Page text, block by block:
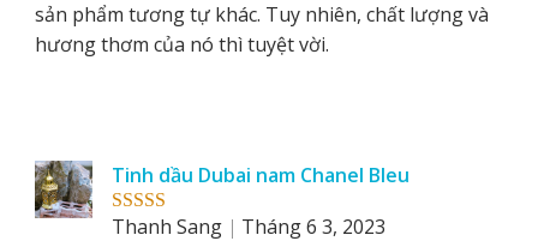
sản phẩm tương tự khác. Tuy nhiên, chất lượng và
hương thơm của nó thì tuyệt vời.
Rated 5out
Tinh dầu Dubai nam Chanel Bleu
Thanh Sang
Tháng 6 3, 2023